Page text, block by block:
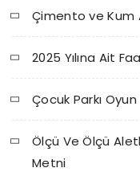
Çimento ve Kum
2025 Yılına Ait
Çocuk Parkı
Ölçü Ve Ölçü
Metni